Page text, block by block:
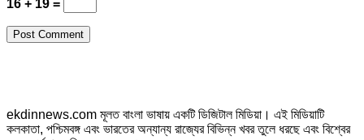
16 + 19 =
ekdinnews.com মূলত বাংলা ভাষায় একটি ডিজিটাল মিডিয়া। এই মিডিয়াটি
কলকাতা, পশ্চিমবঙ্গ এবং ভারতের অন্যান্য রাজ্যের বিভিন্ন খবর তুলে ধরছে এবং বিশ্বের